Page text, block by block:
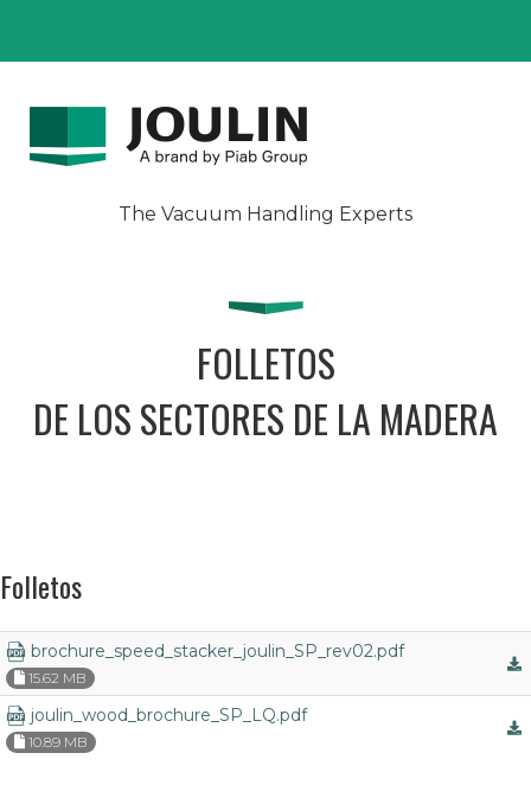
The Vacuum Handling Experts
FOLLETOS
DE LOS SECTORES DE LA MADERA
Folletos
brochure_speed_stacker_joulin_SP_rev02.pdf
15.62 MB
joulin_wood_brochure_SP_LQ.pdf
10.89 MB